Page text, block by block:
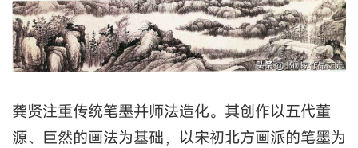
龚贤注重传统笔墨并师法造化。其创作以五代董
源、巨然的画法为基础，以宋初北方画派的笔墨为